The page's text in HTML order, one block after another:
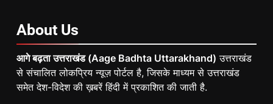
About Us
आगे बढ़ता उत्तराखंड (Aage Badhta Uttarakhand) उत्तराखंड
से संचालित लोकप्रिय न्यूज़ पोर्टल है, जिसके माध्यम से उत्तराखंड
समेत देश-विदेश की ख़बरें हिंदी में प्रकाशित की जाती है.